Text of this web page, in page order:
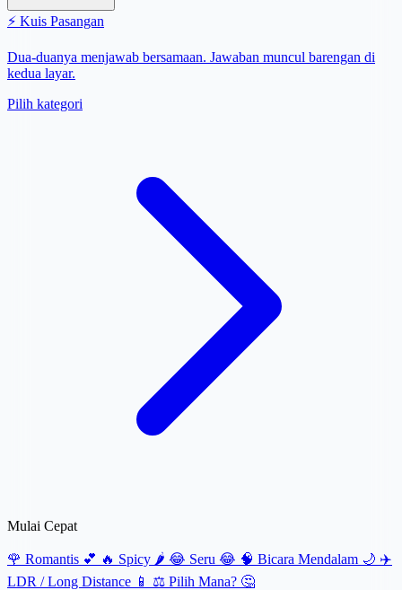
⚡ Kuis Pasangan
Dua-duanya menjawab bersamaan. Jawaban muncul barengan di
kedua layar.
Pilih kategori
Mulai Cepat
🌹 Romantis 💕 🔥 Spicy 🌶️ 😂 Seru 😂 🧠 Bicara Mendalam 🌙 ✈️
LDR / Long Distance 📱 ⚖️ Pilih Mana? 🤔